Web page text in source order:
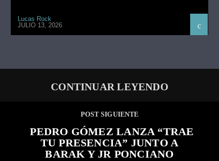
Lucas Rock
JULIO 13, 2026
CONTINUAR LEYENDO
POST SIGUIENTE
PEDRO GÓMEZ LANZA “TRAE
TU PRESENCIA” JUNTO A
BARAK Y JR PONCIANO